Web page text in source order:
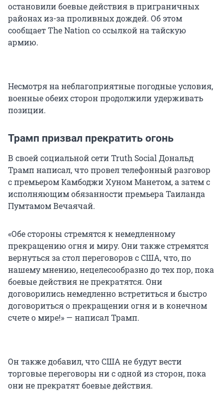
остановили боевые действия в приграничных
районах из-за проливных дождей. Об этом
сообщает The Nation со ссылкой на тайскую
армию.
Несмотря на неблагоприятные погодные условия,
военные обеих сторон продолжили удерживать
позиции.
Трамп призвал прекратить огонь
В своей социальной сети Truth Social Дональд
Трамп написал, что провел телефонный разговор
с премьером Камбоджи Хуном Манетом, а затем с
исполняющим обязанности премьера Таиланда
Пумтамом Вечаячай.
«Обе стороны стремятся к немедленному
прекращению огня и миру. Они также стремятся
вернуться за стол переговоров с США, что, по
нашему мнению, нецелесообразно до тех пор, пока
боевые действия не прекратятся. Они
договорились немедленно встретиться и быстро
договориться о прекращении огня и в конечном
счете о мире!» — написал Трамп.
Он также добавил, что США не будут вести
торговые переговоры ни с одной из сторон, пока
они не прекратят боевые действия.